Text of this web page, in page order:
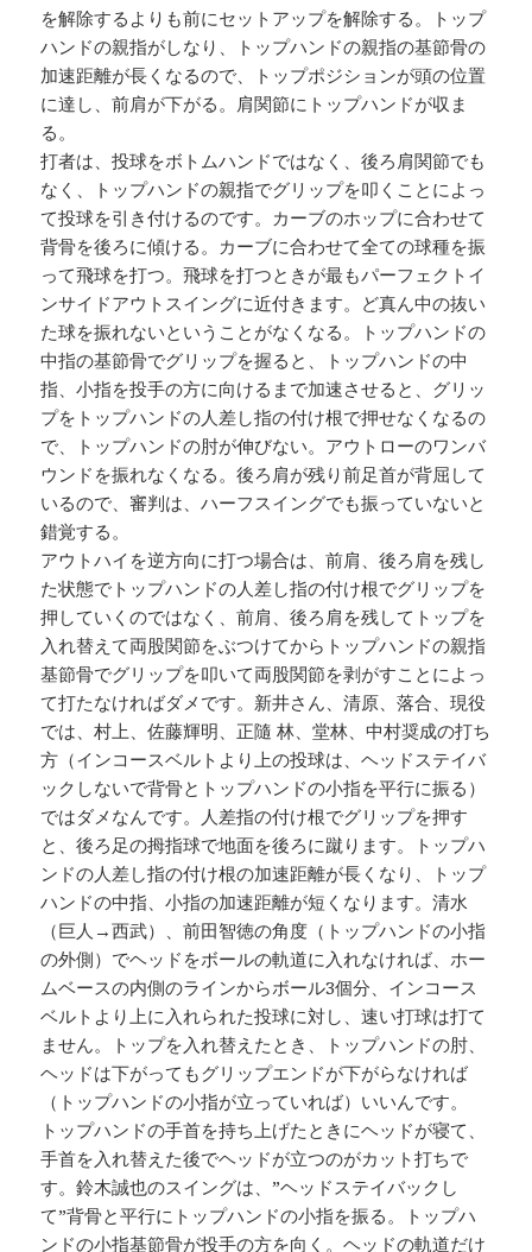
を解除するよりも前にセットアップを解除する。トップ
ハンドの親指がしなり、トップハンドの親指の基節骨の
加速距離が長くなるので、トップポジションが頭の位置
に達し、前肩が下がる。肩関節にトップハンドが収ま
る。
打者は、投球をボトムハンドではなく、後ろ肩関節でも
なく、トップハンドの親指でグリップを叩くことによっ
て投球を引き付けるのです。カーブのホップに合わせて
背骨を後ろに傾ける。カーブに合わせて全ての球種を振
って飛球を打つ。飛球を打つときが最もパーフェクトイ
ンサイドアウトスイングに近付きます。ど真ん中の抜い
た球を振れないということがなくなる。トップハンドの
中指の基節骨でグリップを握ると、トップハンドの中
指、小指を投手の方に向けるまで加速させると、グリッ
プをトップハンドの人差し指の付け根で押せなくなるの
で、トップハンドの肘が伸びない。アウトローのワンバ
ウンドを振れなくなる。後ろ肩が残り前足首が背屈して
いるので、審判は、ハーフスイングでも振っていないと
錯覚する。
アウトハイを逆方向に打つ場合は、前肩、後ろ肩を残し
た状態でトップハンドの人差し指の付け根でグリップを
押していくのではなく、前肩、後ろ肩を残してトップを
入れ替えて両股関節をぶつけてからトップハンドの親指
基節骨でグリップを叩いて両股関節を剥がすことによっ
て打たなければダメです。新井さん、清原、落合、現役
では、村上、佐藤輝明、正隨 林、堂林、中村奨成の打ち
方（インコースベルトより上の投球は、ヘッドステイバ
ックしないで背骨とトップハンドの小指を平行に振る）
ではダメなんです。人差指の付け根でグリップを押す
と、後ろ足の拇指球で地面を後ろに蹴ります。トップハ
ンドの人差し指の付け根の加速距離が長くなり、トップ
ハンドの中指、小指の加速距離が短くなります。清水
（巨人→西武）、前田智徳の角度（トップハンドの小指
の外側）でヘッドをボールの軌道に入れなければ、ホー
ムベースの内側のラインからボール3個分、インコース
ベルトより上に入れられた投球に対し、速い打球は打て
ません。トップを入れ替えたとき、トップハンドの肘、
ヘッドは下がってもグリップエンドが下がらなければ
（トップハンドの小指が立っていれば）いいんです。
トップハンドの手首を持ち上げたときにヘッドが寝て、
手首を入れ替えた後でヘッドが立つのがカット打ちで
す。鈴木誠也のスイングは、”ヘッドステイバックし
て”背骨と平行にトップハンドの小指を振る。トップハ
ンドの小指基節骨が投手の方を向く。ヘッドの軌道だけ